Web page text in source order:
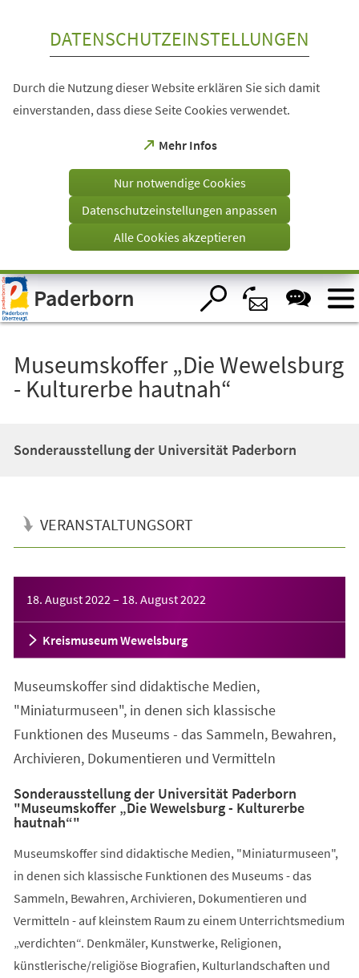
Visuelle
Assistenzsoftware
öffnen.
DATENSCHUTZEINSTELLUNGEN
Durch die Nutzung dieser Website erklären Sie sich damit
einverstanden, dass diese Seite Cookies verwendet.
Mehr Infos
(Öffnet
einem
Tab)
Nur notwendige Cookies
Datenschutzeinstellungen anpassen
Alle Cookies akzeptieren
Paderborn
Museumskoffer „Die Wewelsburg
- Kulturerbe hautnah“
Sonderausstellung der Universität Paderborn
VERANSTALTUNGSORT
18. August 2022 – 18. August 2022
Kreismuseum Wewelsburg
Museumskoffer sind didaktische Medien,
"Miniaturmuseen", in denen sich klassische
Funktionen des Museums - das Sammeln, Bewahren,
Archivieren, Dokumentieren und Vermitteln
Sonderausstellung der Universität Paderborn
"Museumskoffer „Die Wewelsburg - Kulturerbe
hautnah“"
Museumskoffer sind didaktische Medien, "Miniaturmuseen",
in denen sich klassische Funktionen des Museums - das
Sammeln, Bewahren, Archivieren, Dokumentieren und
Vermitteln - auf kleinstem Raum zu einem Unterrichtsmedium
„verdichten“. Denkmäler, Kunstwerke, Religionen,
künstlerische/religiöse Biografien, Kulturlandschaften und